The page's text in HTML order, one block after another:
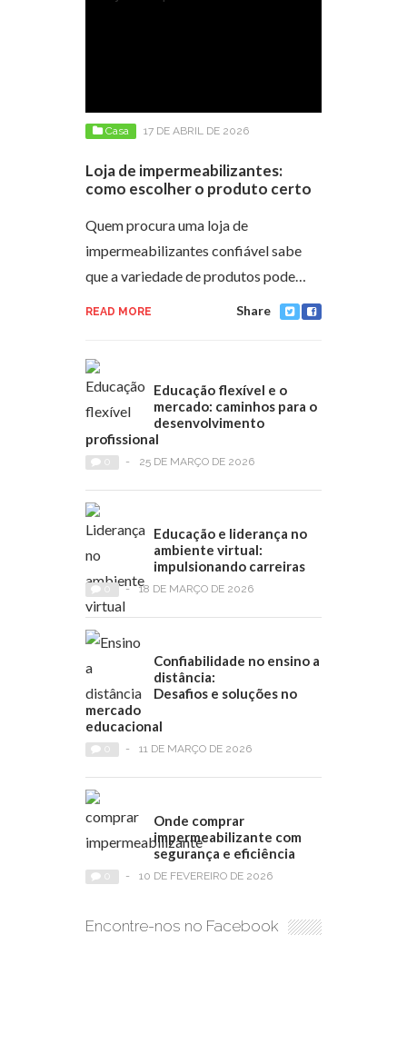
Casa 17 DE ABRIL DE 2026
Loja de impermeabilizantes:
como escolher o produto certo
Quem procura uma loja de
impermeabilizantes confiável sabe
que a variedade de produtos pode…
READ MORE Share
Educação flexível e o
mercado: caminhos para o
desenvolvimento
profissional
- 25 DE MARÇO DE 2026
Educação e liderança no
ambiente virtual:
impulsionando carreiras
- 18 DE MARÇO DE 2026
Confiabilidade no ensino a
distância:
Desafios e soluções no
mercado
educacional
- 11 DE MARÇO DE 2026
Onde comprar
impermeabilizante com
segurança e eficiência
- 10 DE FEVEREIRO DE 2026
Encontre-nos no Facebook